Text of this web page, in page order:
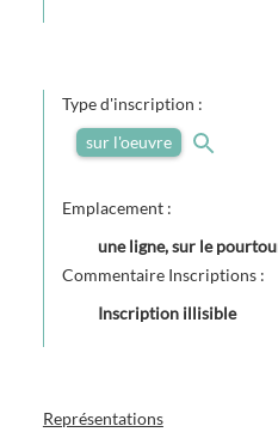
Type d'inscription :
sur l'oeuvre
Emplacement :
une ligne, sur le
Commentaire Inscriptions :
Inscription illisible
Représentations